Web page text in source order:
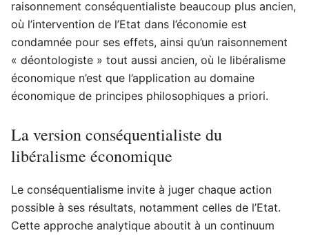
raisonnement conséquentialiste beaucoup plus ancien,
où l’intervention de l’Etat dans l’économie est
condamnée pour ses effets, ainsi qu’un raisonnement
« déontologiste » tout aussi ancien, où le libéralisme
économique n’est que l’application au domaine
économique de principes philosophiques a priori.
La version conséquentialiste du
libéralisme économique
Le conséquentialisme invite à juger chaque action
possible à ses résultats, notamment celles de l’Etat.
Cette approche analytique aboutit à un continuum